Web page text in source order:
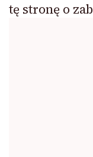
tę stronę o